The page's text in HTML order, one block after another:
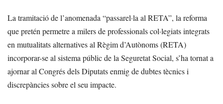
La tramitació de l’anomenada “passarel·la al RETA”, la reforma
que pretén permetre a milers de professionals col·legiats integrats
en mutualitats alternatives al Règim d’Autònoms (RETA)
incorporar-se al sistema públic de la Seguretat Social, s’ha tornat a
ajornar al Congrés dels Diputats enmig de dubtes tècnics i
discrepàncies sobre el seu impacte.